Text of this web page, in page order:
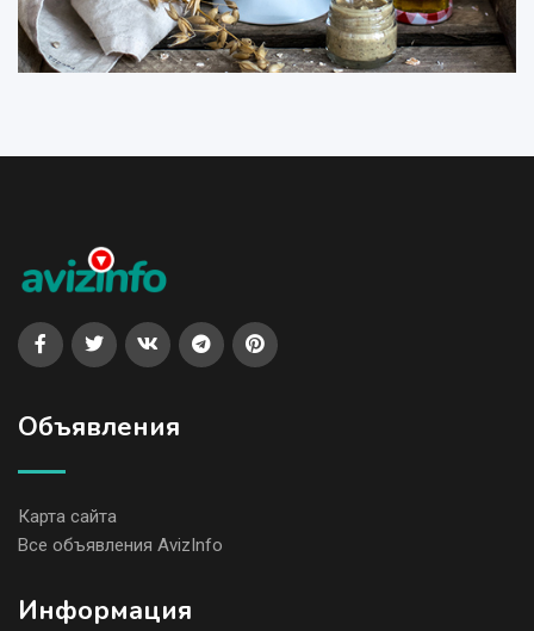
Объявления
Карта сайта
Все объявления AvizInfo
Информация